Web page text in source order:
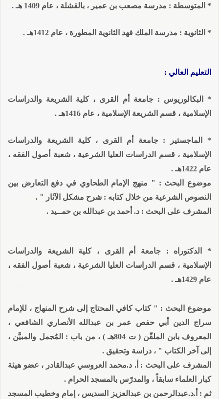
* المتوسطة : مدرسة مصعب بن عمير ، بالقشلة ، عام 1409 هـ .
* الثانوية : مدرسة الملك فهد الثانوية المطورة ، عام 1412هـ .
التعليم العالي :
* البكالوريوس : جامعة أم القرى ، كلية الشريعة والدراسات
الإسلامية ، قسم الشريعة الإسلامية ، عام 1416هـ .
* الماجستير : جامعة أم القرى ، كلية الشريعة والدراسات
الإسلامية ، قسم الدراسات العليا الشرعية ، شعبة أصول الفقه ،
عام 1422هـ .
موضوع البحث : " منهج الإمام الطحاوي في دفع التعارض بين
النصوص الشرعية من خلال كتابه : شرح مشكل الآثار " .
المشرف على البحث : د. أحمد بن عبدالله بن حمــيد .
* الدكتوراه : جامعة أم القرى ، كلية الشريعة والدراسات
الإسلامية ، قسم الدراسات العليا الشرعية ، شعبة أصول الفقه ،
عام 1429هـ .
موضوع البحث : " كتاب كافي المحتاج إلى شرح المنهاج ، للإمام
سراج الدين أبي حفص عمر بن عبدالله الأنصاري الشافعي ،
المعروف بابن الملقّن ( ت 804هـ ) ،
من باب : المُجمل والمبيَّن ،
إلى آخر الكتاب " ، دراسة وتحقيق .
المشرف على البحث : أ. د.محمد العروسي عبدالقادر ، عضو هيئة
كبار العلماء سابقاً ، والمدرّس بالمسجد الحرام .
ثم : أ.د.عبدالرحمن بن عبدالعزيز السديس ، إمام وخطيب المسجد